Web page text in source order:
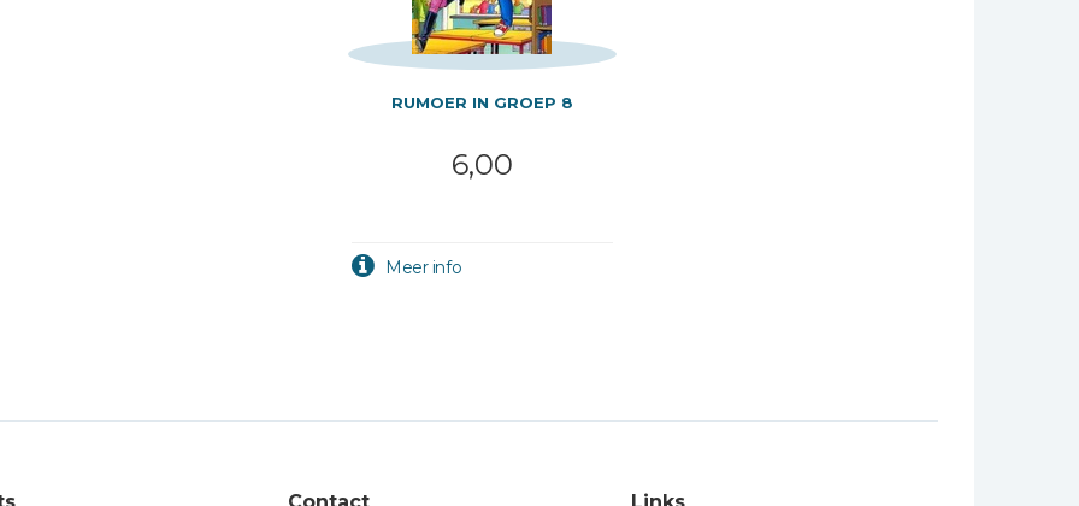
RUMOER IN GROEP 8
6,00